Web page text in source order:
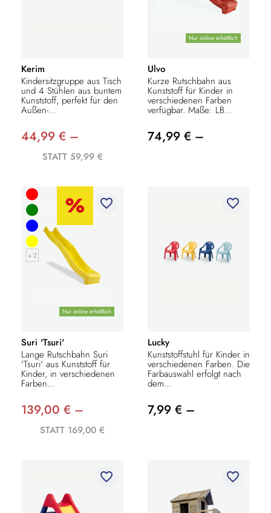
Kerim
Kindersitzgruppe aus Tisch
und 4 Stühlen aus buntem
Kunststoff, perfekt für den
Außen-...
44,99 € –
STATT 59,99 €
Nur online erhältlich
Ulvo
Kurze Rutschbahn aus
Kunststoff für Kinder in
verschiedenen Farben
verfügbar. Maße: LB...
74,99 € –
Nur online erhältlich
+ 2
favorite_border
Suri 'Tsuri'
Lange Rutschbahn Suri
'Tsuri' aus Kunststoff für
Kinder, in verschiedenen
Farben...
139,00 € –
STATT 169,00 €
favorite_border
Lucky
Kunststoffstuhl für Kinder in
verschiedenen Farben. Die
Farbauswahl erfolgt nach
dem...
7,99 € –
favorite_border favorite_border